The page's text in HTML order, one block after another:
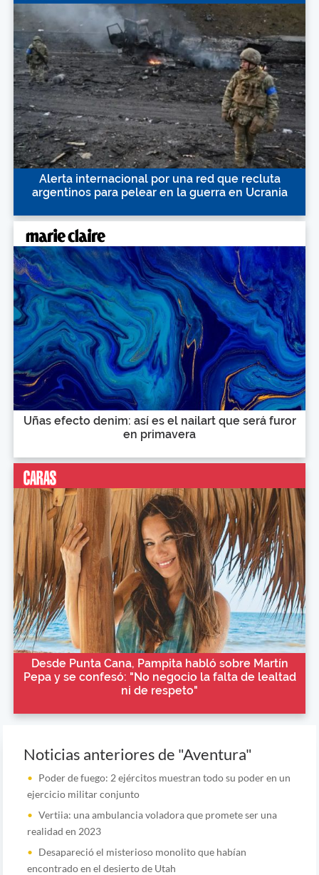
Alerta internacional por una red que recluta
argentinos para pelear en la guerra en Ucrania
Uñas efecto denim: así es el nailart que será furor
en primavera
Desde Punta Cana, Pampita habló sobre Martín
Pepa y se confesó: "No negocio la falta de lealtad
ni de respeto"
Noticias anteriores de "Aventura"
Poder de fuego: 2 ejércitos muestran todo su poder en un
ejercicio militar conjunto
Vertiia: una ambulancia voladora que promete ser una
realidad en 2023
Desapareció el misterioso monolito que habían
encontrado en el desierto de Utah